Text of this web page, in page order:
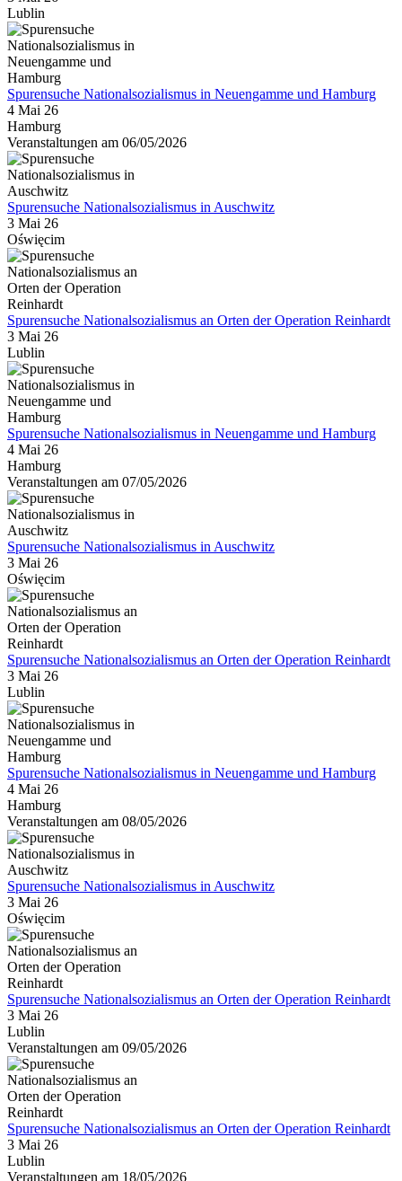
Lublin
Spurensuche Nationalsozialismus in Neuengamme und Hamburg
4 Mai 26
Hamburg
Veranstaltungen am 06/05/2026
Spurensuche Nationalsozialismus in Auschwitz
3 Mai 26
Oświęcim
Spurensuche Nationalsozialismus an Orten der Operation Reinhardt
3 Mai 26
Lublin
Spurensuche Nationalsozialismus in Neuengamme und Hamburg
4 Mai 26
Hamburg
Veranstaltungen am 07/05/2026
Spurensuche Nationalsozialismus in Auschwitz
3 Mai 26
Oświęcim
Spurensuche Nationalsozialismus an Orten der Operation Reinhardt
3 Mai 26
Lublin
Spurensuche Nationalsozialismus in Neuengamme und Hamburg
4 Mai 26
Hamburg
Veranstaltungen am 08/05/2026
Spurensuche Nationalsozialismus in Auschwitz
3 Mai 26
Oświęcim
Spurensuche Nationalsozialismus an Orten der Operation Reinhardt
3 Mai 26
Lublin
Veranstaltungen am 09/05/2026
Spurensuche Nationalsozialismus an Orten der Operation Reinhardt
3 Mai 26
Lublin
Veranstaltungen am 18/05/2026